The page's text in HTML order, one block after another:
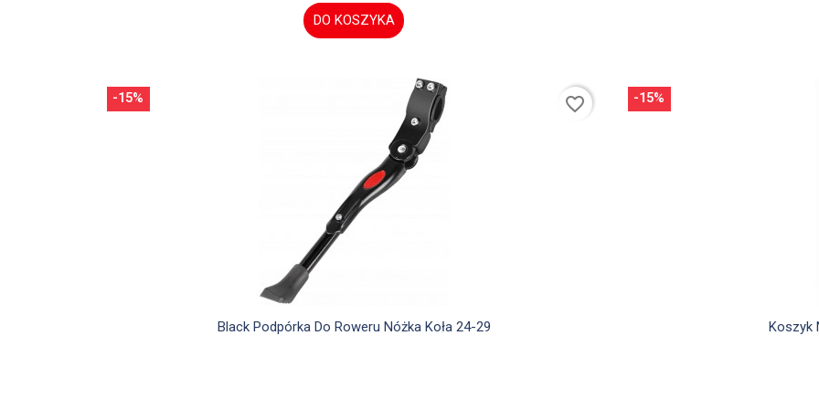
DO KOSZYKA
Szybki podgląd
Black Podpórka Do Roweru Nóżka Koła 24-29
-15% favorite_border
Koszyk
-15%